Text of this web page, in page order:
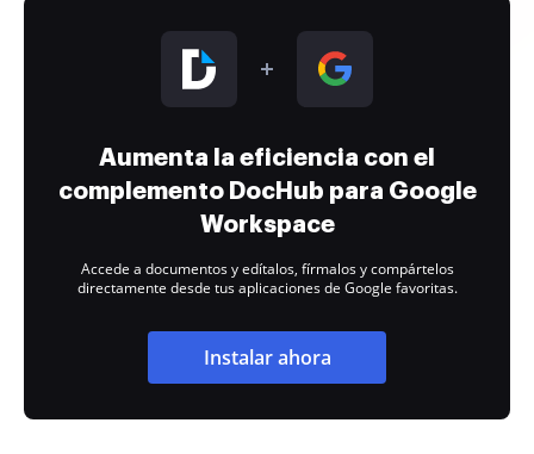
Aumenta la eficiencia con el
complemento DocHub para Google
Workspace
Accede a documentos y edítalos, fírmalos y compártelos
directamente desde tus aplicaciones de Google favoritas.
Instalar ahora